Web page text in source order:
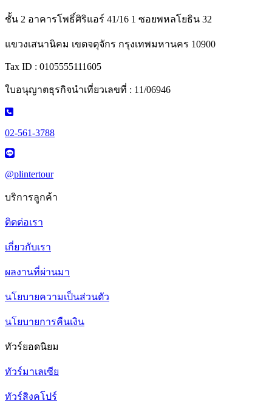
ชั้น 2 อาคารโพธิ์ศิริแอร์ 41/16 1 ซอยพหลโยธิน 32
แขวงเสนานิคม เขตจตุจักร กรุงเทพมหานคร 10900
Tax ID : 0105555111605
ใบอนุญาตธุรกิจนำเที่ยวเลขที่ : 11/06946
02-561-3788
@plintertour
บริการลูกค้า
ติดต่อเรา
เกี่ยวกับเรา
ผลงานที่ผ่านมา
นโยบายความเป็นส่วนตัว
นโยบายการคืนเงิน
ทัวร์ยอดนิยม
ทัวร์มาเลเซีย
ทัวร์สิงคโปร์